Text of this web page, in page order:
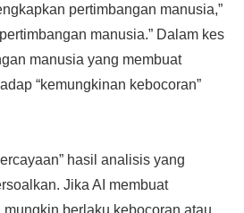
pertimbangan manusia,”
manusia.” Dalam kes
manusia yang membuat
“kemungkinan kebocoran”
hasil analisis yang
Jika AI membuat